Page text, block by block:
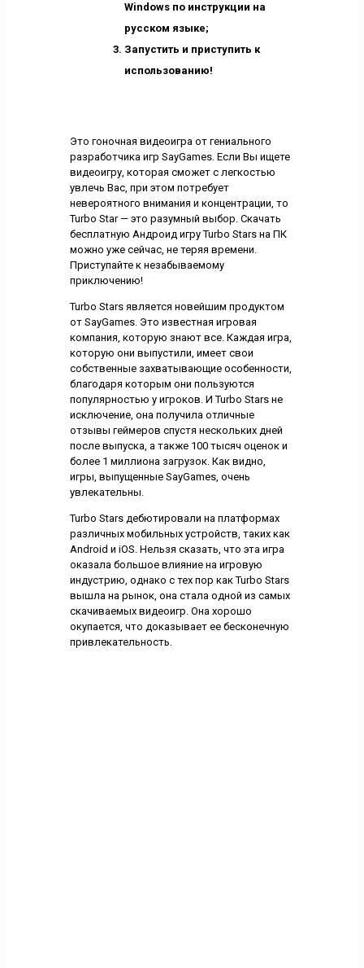
Windows по инструкции на
русском языке;
Запустить и приступить к
использованию!
Это гоночная видеоигра от гениального
разработчика игр SayGames. Если Вы ищете
видеоигру, которая сможет с легкостью
увлечь Вас, при этом потребует
невероятного внимания и концентрации, то
Turbo Star — это разумный выбор. Скачать
бесплатную Андроид игру Turbo Stars на ПК
можно уже сейчас, не теряя времени.
Приступайте к незабываемому
приключению!
Turbo Stars является новейшим продуктом
от SayGames. Это известная игровая
компания, которую знают все. Каждая игра,
которую они выпустили, имеет свои
собственные захватывающие особенности,
благодаря которым они пользуются
популярностью у игроков. И Turbo Stars не
исключение, она получила отличные
отзывы геймеров спустя нескольких дней
после выпуска, а также 100 тысяч оценок и
более 1 миллиона загрузок. Как видно,
игры, выпущенные SayGames, очень
увлекательны.
Turbo Stars дебютировали на платформах
различных мобильных устройств, таких как
Android и iOS. Нельзя сказать, что эта игра
оказала большое влияние на игровую
индустрию, однако с тех пор как Turbo Stars
вышла на рынок, она стала одной из самых
скачиваемых видеоигр. Она хорошо
окупается, что доказывает ее бесконечную
привлекательность.